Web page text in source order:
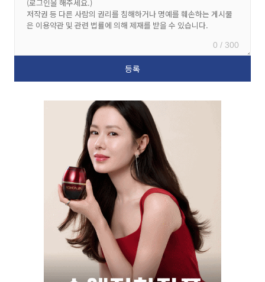
0 / 300